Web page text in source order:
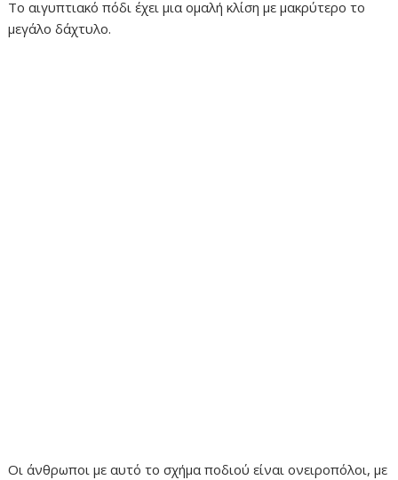
Το αιγυπτιακό πόδι έχει μια ομαλή κλίση με μακρύτερο το
μεγάλο δάχτυλο.
Οι άνθρωποι με αυτό το σχήμα ποδιού είναι ονειροπόλοι, με